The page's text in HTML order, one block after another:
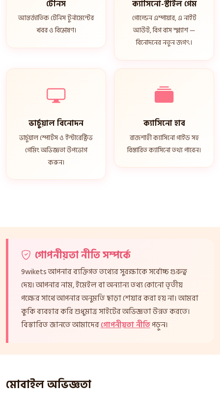
টেনিস
আন্তর্জাতিক টেনিস টুর্নামেন্টের
খবর ও বিশ্লেষণ।
ক্যাসিনো-স্টাইল গেম
গোল্ডেন এম্পায়ার, এ নাইট
আউট, বিগ বাস স্প্ল্যাশ —
বিনোদনের নতুন জগৎ।
ভার্চুয়াল বিনোদন
ভার্চুয়াল স্পোর্টস ও ইন্টারেক্টিভ
গেমিং অভিজ্ঞতা উপভোগ
করুন।
ক্যাসিনো হাব
রাজশাহী ক্যাসিনো গাইড সহ
বিস্তারিত ক্যাসিনো তথ্য পাবেন।
গোপনীয়তা নীতি সম্পর্কে
9wikets আপনার ব্যক্তিগত তথ্যের সুরক্ষাকে সর্বোচ্চ গুরুত্ব
দেয়। আপনার নাম, ইমেইল বা অন্যান্য তথ্য কোনো তৃতীয়
পক্ষের সাথে আপনার অনুমতি ছাড়া শেয়ার করা হয় না। আমরা
কুকি ব্যবহার করি শুধুমাত্র সাইটের অভিজ্ঞতা উন্নত করতে।
বিস্তারিত জানতে আমাদেরগোপনীয়তা নীতিপড়ুন।
মোবাইল অভিজ্ঞতা